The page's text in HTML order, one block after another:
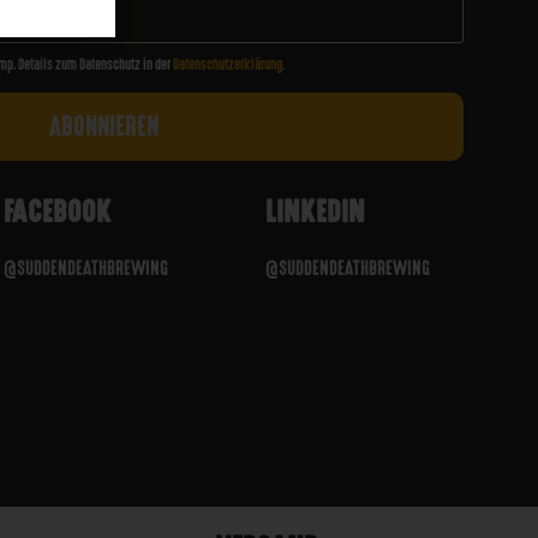
Details zum Datenschutz in der Datenschutzerklärung.
FACEBOOK
@SUDDENDEATHBREWING
LINKEDIN
@SUDDENDEATHBREWING